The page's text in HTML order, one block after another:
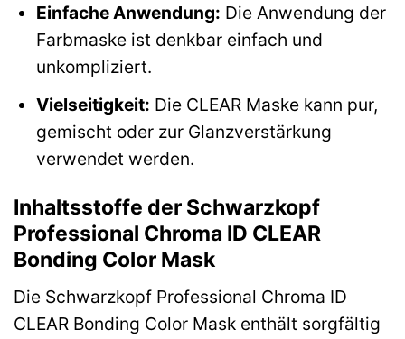
Einfache Anwendung: Die Anwendung der
Farbmaske ist denkbar einfach und
unkompliziert.
Vielseitigkeit: Die CLEAR Maske kann pur,
gemischt oder zur Glanzverstärkung
verwendet werden.
Inhaltsstoffe der Schwarzkopf
Professional Chroma ID CLEAR
Bonding Color Mask
Die Schwarzkopf Professional Chroma ID
CLEAR Bonding Color Mask enthält sorgfältig